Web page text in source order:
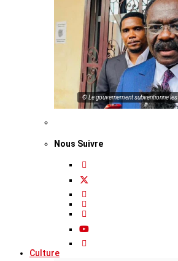
© Le gouvernement subventionne
Nous Suivre
Culture